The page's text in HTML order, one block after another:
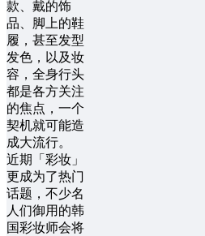
款、戴的饰
品、脚上的鞋
履，甚至发型
发色，以及妆
容，全身行头
都是各方关注
的焦点，一个
契机就可能造
成大流行。
近期「彩妆」
更成为了热门
话题，不少名
人们御用的韩
国彩妆师会将